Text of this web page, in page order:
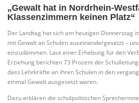
„Gewalt hat in Nordrhein-
Klassenzimmern keinen Platz“
Der Landtag hat sich am heutigen Donnerstag
mit Gewalt an Schulen auseinandergesetzt –
einzudämmen. Laut einer Erhebung für den
Erziehung berichten 73 Prozent der
dass Lehrkräfte an ihren Schulen in den
einmal Gewalt ausgesetzt waren.
Dazu erklären die schulpolitischen